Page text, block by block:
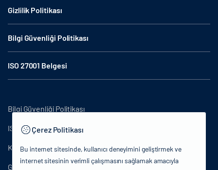
Gizlilik Politikası
Bilgi Güvenliği Politikası
ISO 27001 Belgesi
Bilgi Güvenliği Politikası
ISO27001
KVKK Aydınlatma Metni
Gizlilik Politikası
Çerez Politikası
Bu internet sitesinde, kullanıcı deneyimini geliştirmek ve
internet sitesinin verimli çalışmasını sağlamak amacıyla